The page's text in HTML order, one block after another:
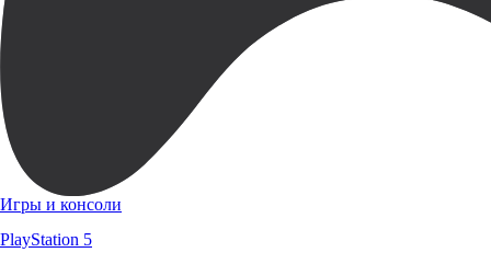
Игры и консоли
PlayStation 5